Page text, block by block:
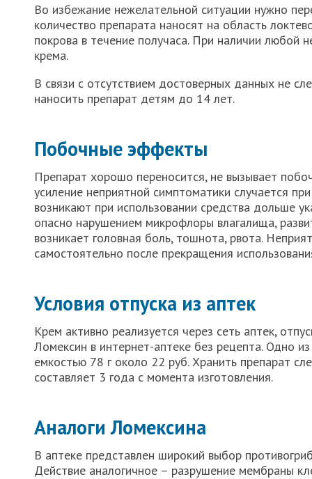
Во избежание нежелательной ситуации нужно
количество препарата наносят на область
покрова в течение получаса. При наличии любой
крема.
В связи с отсутствием достоверных данных не
наносить препарат детям до 14 лет.
Побочные эффекты
Препарат хорошо переносится, не вызывает
усиление неприятной симптоматики случается
возникают при использовании средства дольше
опасно нарушением микрофлоры влагалища,
возникает головная боль, тошнота, рвота.
самостоятельно после прекращения
Условия отпуска из аптек
Крем активно реализуется через сеть аптек,
Ломексин в интернет-аптеке без рецепта. Одно
емкостью 78 г около 22 руб. Хранить препарат
составляет 3 года с момента изготовления.
Аналоги Ломексина
В аптеке представлен широкий выбор
Действие аналогичное – разрушение мембраны